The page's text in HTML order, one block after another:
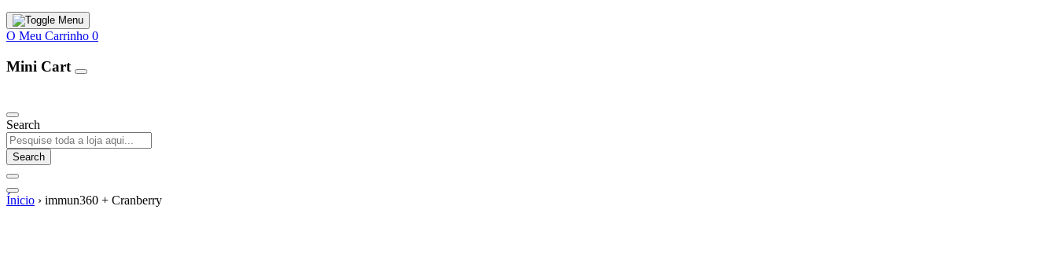
O Meu Carrinho 0
Mini Cart
Search
Search
Ínicio › immun360 + Cranberry